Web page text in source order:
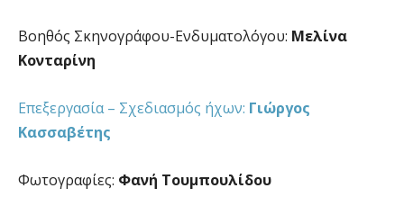
Βοηθός Σκηνογράφου-Ενδυματολόγου: Μελίνα
Κονταρίνη
Επεξεργασία – Σχεδιασμός ήχων: Γιώργος
Κασσαβέτης
Φωτογραφίες: Φανή Τουμπουλίδου